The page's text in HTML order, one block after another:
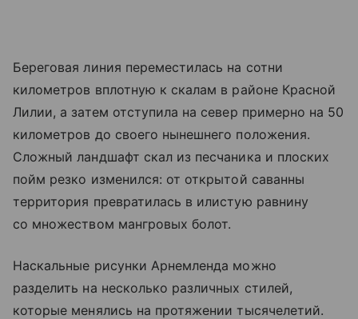
Береговая линия переместилась на сотни
километров вплотную к скалам в районе Красной
Лилии, а затем отступила на север примерно на 50
километров до своего нынешнего положения.
Сложный ландшафт скал из песчаника и плоских
пойм резко изменился: от открытой саванны
территория превратилась в илистую равнину
со множеством мангровых болот.
Наскальные рисунки Арнемленда можно
разделить на несколько различных стилей,
которые менялись на протяжении тысячелетий.